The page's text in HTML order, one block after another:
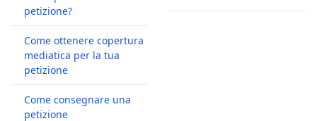
petizione?
Come ottenere copertura
mediatica per la tua
petizione
Come consegnare una
petizione